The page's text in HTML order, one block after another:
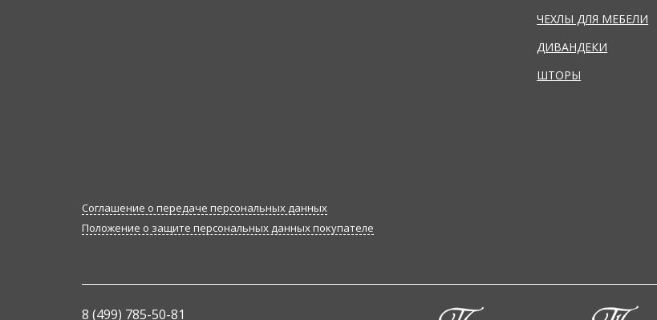
ЧЕХЛЫ ДЛЯ МЕБЕЛИ
ДИВАНДЕКИ
ШТОРЫ
Соглашение о передаче персональных данных
Положение о защите персональных данных покупателе
8 (499) 785-50-81